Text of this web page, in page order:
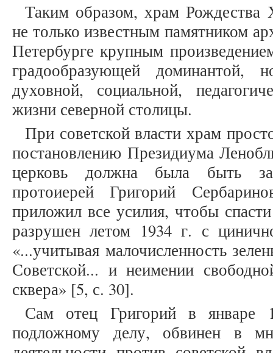
Таким образом, храм Рождества
не только известным памятником
Петербурге крупным
градообразующей
духовной, социальной,
жизни северной столицы.
При советской власти храм
постановлению Президиума
церковь должна была быть
протоиерей Григорий
приложил все усилия, чтобы
разрушен летом 1934 г. с
«...учитывая малочисленность
Советской... и неимении
сквера» [5, с. 30].
Сам отец Григорий в январе
подложному делу, обвинен в